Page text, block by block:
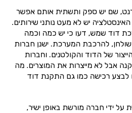
שם יש ספק ותשתית אותם אפשר
יש לא מעט נותני שירותים.
דוד שמש, דעו כי יש כמה וכמה
להרכבת המערכת. ישנן חברות
של הדוד והקולטנים. וחברות
אבל לא מייצרות את המוצרים. מה
לכם 3 דרכים לבצע רכישה כמו גם התקנת דוד
על ידי חברה מורשת באופן ישיר,